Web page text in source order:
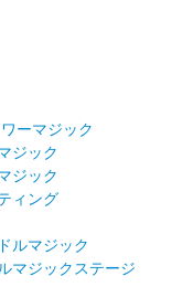
ク
ク
ーマジック
ジック
ジック
ィング
ルマジック
マジックステージ